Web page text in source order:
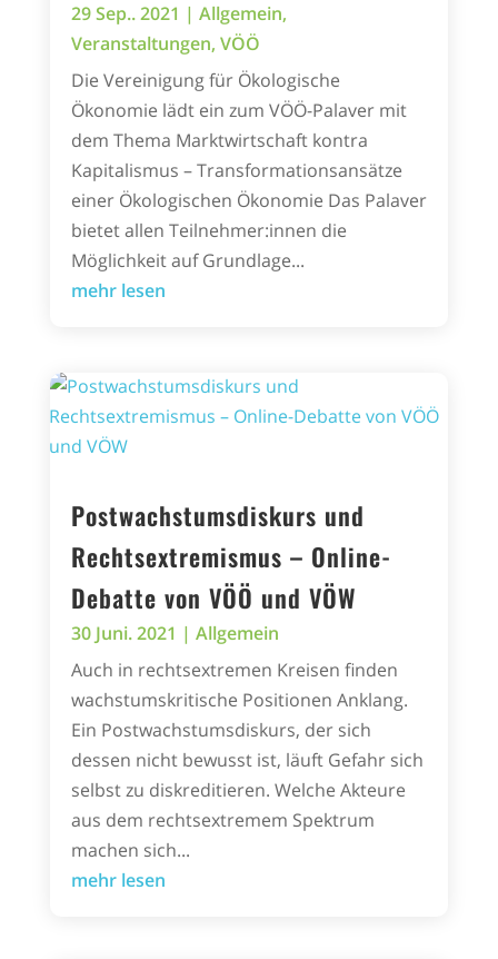
29 Sep.. 2021 | Allgemein,
Veranstaltungen, VÖÖ
Die Vereinigung für Ökologische
Ökonomie lädt ein zum VÖÖ-Palaver mit
dem Thema Marktwirtschaft kontra
Kapitalismus – Transformationsansätze
einer Ökologischen Ökonomie Das Palaver
bietet allen Teilnehmer:innen die
Möglichkeit auf Grundlage...
mehr lesen
Postwachstumsdiskurs und
Rechtsextremismus – Online-
Debatte von VÖÖ und VÖW
30 Juni. 2021 | Allgemein
Auch in rechtsextremen Kreisen finden
wachstumskritische Positionen Anklang.
Ein Postwachstumsdiskurs, der sich
dessen nicht bewusst ist, läuft Gefahr sich
selbst zu diskreditieren. Welche Akteure
aus dem rechtsextremem Spektrum
machen sich...
mehr lesen